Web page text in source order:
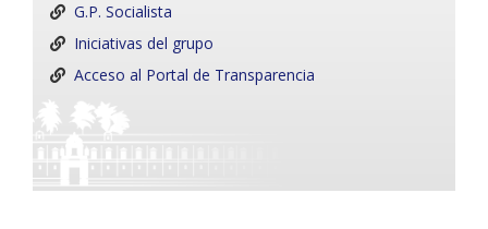
G.P. Socialista
Iniciativas del grupo
Acceso al Portal de Transparencia